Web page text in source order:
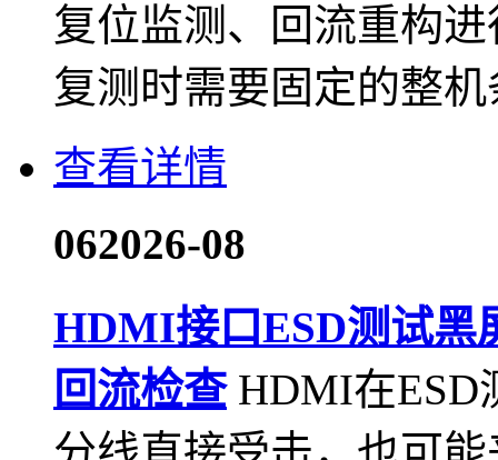
复位监测、回流重构
复测时需要固定的整
查看详情
062026-08
HDMI接口ESD测试黑
回流检查 HDMI在ESD